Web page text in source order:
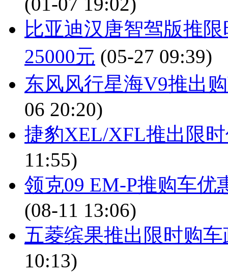
比亚迪汉唐智驾版推
25000元 (05-27 09:39)
东风风行星海V9推出
06 20:20)
捷豹XEL/XFL推出限
11:55)
领克09 EM-P推购车优
(08-11 13:06)
五菱缤果推出限时购
10:13)